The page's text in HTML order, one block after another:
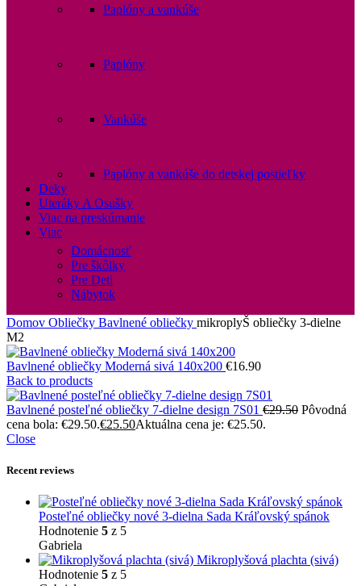
Paplóny a vankúše
Paplóny
Vankúše
Paplóny a vankúše do detskej postieľky
Deky
Uteráky A Osušky
Viac na preskúmanie
Viac
Domácnosť
Pre škôlky
Pre Deti
Nábytok
Domov Obliečky Bavlnené obliečky mikroplyŠ obliečky 3-dielne
M2
Bavlnené obliečky Moderná sivá 140x200 €16.90
Back to products
Bavlnené posteľné obliečky 7-dielne design 7S01 €29.50 Pôvodná
cena bola: €29.50.€25.50Aktuálna cena je: €25.50.
Close
Recent reviews
Posteľné obliečky nové 3-dielna Sada Kráľovský spánok
Hodnotenie 5 z 5
Gabriela
Mikroplyšová plachta (sivá)
Hodnotenie 5 z 5